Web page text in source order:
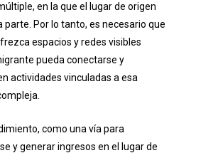
en la que el lugar de origen
parte. Por lo tanto, es necesario que
espacios y redes visibles
pueda conectarse y
actividades vinculadas a esa
como una vía para
y generar ingresos en el lugar de